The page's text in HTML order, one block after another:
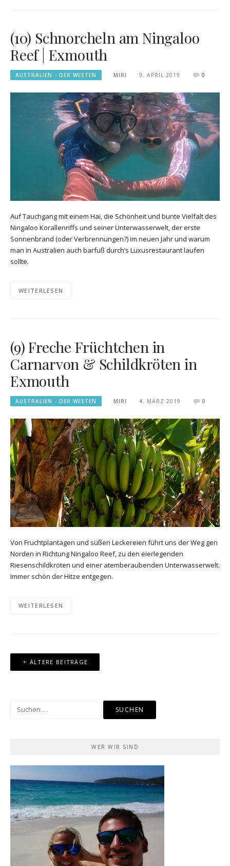
(10) Schnorcheln am Ningaloo
Reef | Exmouth
AUSTRALIEN - DER WESTEN MIRI 9. APRIL 2019 0
Auf Tauchgang mit einem Hai, die Schönheit und bunte Vielfalt des
Ningaloo Korallenriffs und seiner Unterwasserwelt, der erste
Sonnenbrand (oder Verbrennungen?) im neuen Jahr und warum
man in Australien auch barfuß durch’s Luxusrestaurant laufen
sollte.
WEITERLESEN
(9) Freche Früchtchen in
Carnarvon & Schildkröten in
Exmouth
AUSTRALIEN - DER WESTEN MIRI 4. MÄRZ 2019 0
Von Fruchtplantagen und süßen Leckereien führt uns der Weg gen
Norden in Richtung Ningaloo Reef, zu den eierlegenden
Riesenschildkröten und einer atemberaubenden Unterwasserwelt.
Immer schön der Hitze entgegen.
WEITERLESEN
Beitragsnavigation
ÄLTERE BEITRÄGE
Suchen
WER WIR SIND